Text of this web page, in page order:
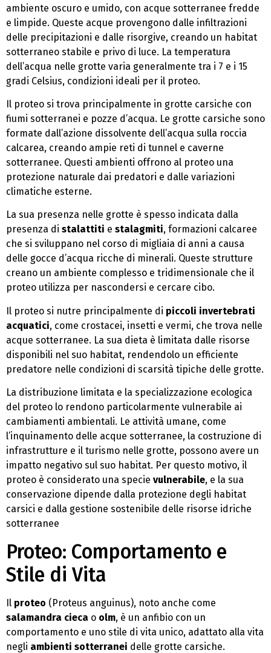
ambiente oscuro e umido, con acque sotterranee fredde
e limpide. Queste acque provengono dalle infiltrazioni
delle precipitazioni e dalle risorgive, creando un habitat
sotterraneo stabile e privo di luce. La temperatura
dell’acqua nelle grotte varia generalmente tra i 7 e i 15
gradi Celsius, condizioni ideali per il proteo.
Il proteo si trova principalmente in grotte carsiche con
fiumi sotterranei e pozze d’acqua. Le grotte carsiche sono
formate dall’azione dissolvente dell’acqua sulla roccia
calcarea, creando ampie reti di tunnel e caverne
sotterranee. Questi ambienti offrono al proteo una
protezione naturale dai predatori e dalle variazioni
climatiche esterne.
La sua presenza nelle grotte è spesso indicata dalla
presenza di stalattiti e stalagmiti, formazioni calcaree
che si sviluppano nel corso di migliaia di anni a causa
delle gocce d’acqua ricche di minerali. Queste strutture
creano un ambiente complesso e tridimensionale che il
proteo utilizza per nascondersi e cercare cibo.
Il proteo si nutre principalmente di piccoli invertebrati
acquatici, come crostacei, insetti e vermi, che trova nelle
acque sotterranee. La sua dieta è limitata dalle risorse
disponibili nel suo habitat, rendendolo un efficiente
predatore nelle condizioni di scarsità tipiche delle grotte.
La distribuzione limitata e la specializzazione ecologica
del proteo lo rendono particolarmente vulnerabile ai
cambiamenti ambientali. Le attività umane, come
l’inquinamento delle acque sotterranee, la costruzione di
infrastrutture e il turismo nelle grotte, possono avere un
impatto negativo sul suo habitat. Per questo motivo, il
proteo è considerato una specie vulnerabile, e la sua
conservazione dipende dalla protezione degli habitat
carsici e dalla gestione sostenibile delle risorse idriche
sotterranee
Proteo: Comportamento e
Stile di Vita
Il proteo (Proteus anguinus), noto anche come
salamandra cieca o olm, è un anfibio con un
comportamento e uno stile di vita unico, adattato alla vita
negli ambienti sotterranei delle grotte carsiche.